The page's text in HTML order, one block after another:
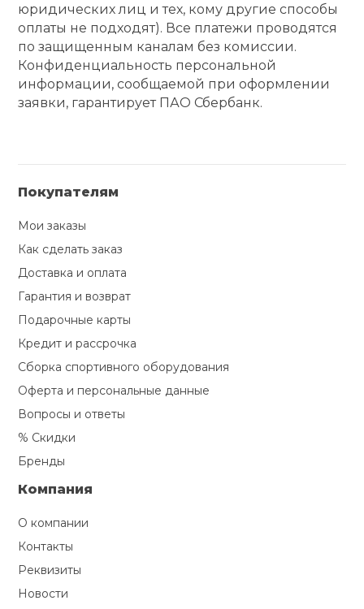
юридических лиц и тех, кому другие способы
оплаты не подходят). Все платежи проводятся
по защищенным каналам без комиссии.
Конфиденциальность персональной
информации, сообщаемой при оформлении
заявки, гарантирует ПАО Сбербанк.
Покупателям
Мои заказы
Как сделать заказ
Доставка и оплата
Гарантия и возврат
Подарочные карты
Кредит и рассрочка
Сборка спортивного оборудования
Оферта и персональные данные
Вопросы и ответы
% Скидки
Бренды
Компания
О компании
Контакты
Реквизиты
Новости